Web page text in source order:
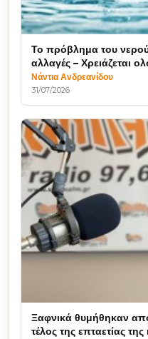
Το πρόβλημα του νερού
αλλαγές – Χρειάζεται
Νάντια Ανδρεανίδου
31/07/2026
Ξαφνικά θυμήθηκαν
τέλος της επταετίας